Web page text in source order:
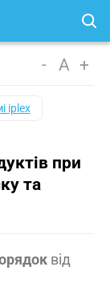
- A +
iplex
при
та
від